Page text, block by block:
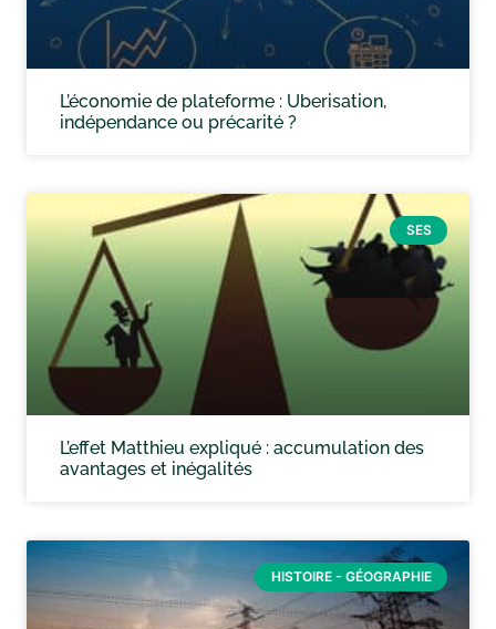
L’économie de plateforme : Uberisation,
indépendance ou précarité ?
SES
L’effet Matthieu expliqué : accumulation des
avantages et inégalités
HISTOIRE - GÉOGRAPHIE